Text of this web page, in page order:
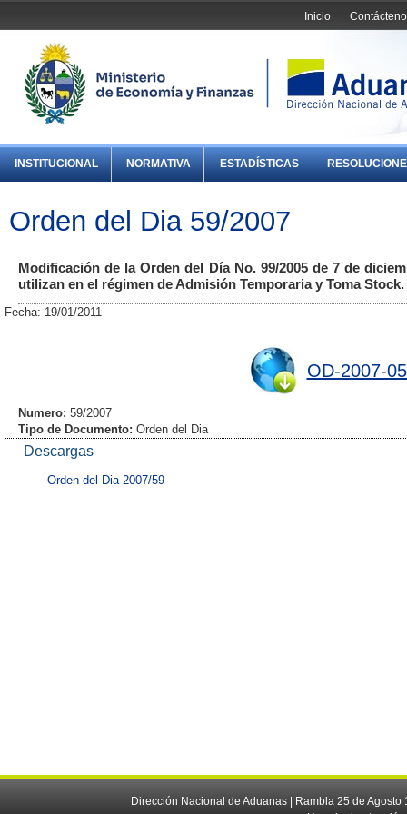
Inicio
INSTITUCIONAL NORMATIVA ESTADÍSTICAS
Orden del Dia 59/2007
Modificación de la Orden del Día No. 99/2005 de 7 de
utilizan en el régimen de Admisión Temporaria y Toma Stock.
Fecha: 19/01/2011
OD-2007-
Numero: 59/2007
Tipo de Documento: Orden del Dia
Descargas
Orden del Dia 2007/59
Dirección Nacional de Aduanas | Rambla 25 de